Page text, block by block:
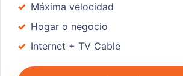
Máxima velocidad
Hogar o negocio
Internet + TV Cable